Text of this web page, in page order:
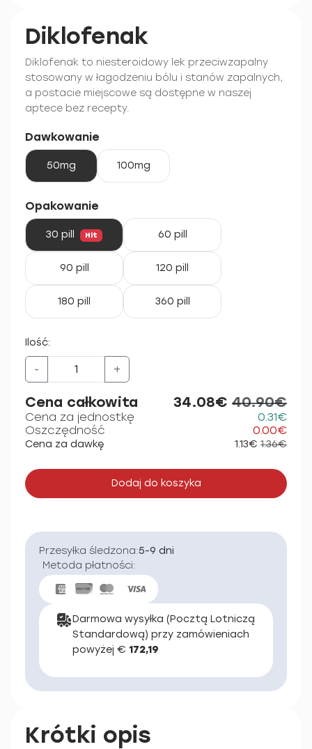
Diklofenak
Diklofenak to niesteroidowy lek przeciwzapalny
stosowany w łagodzeniu bólu i stanów zapalnych,
a postacie miejscowe są dostępne w naszej
aptece bez recepty.
Dawkowanie
50mg 100mg
Opakowanie
30 pill Hit 60 pill
90 pill 120 pill
180 pill 360 pill
Ilość:
- +
Cena całkowita 34.08€ 40.90€
Cena za jednostkę
0.31€
Oszczędność
0.00€
Cena za dawkę 1.13€ 1.36€
Dodaj do koszyka
Przesyłka śledzona:5-9 dni
Metoda płatności:
Darmowa wysyłka (Pocztą Lotniczą
Standardową) przy zamówieniach
powyżej € 172,19
Krótki opis